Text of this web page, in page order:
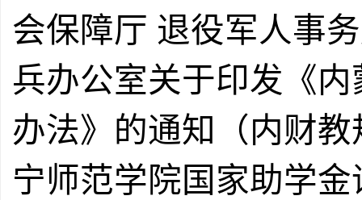
会保障厅 退役军人事
兵办公室关于印发《
办法》的通知（内财教
宁师范学院国家助学